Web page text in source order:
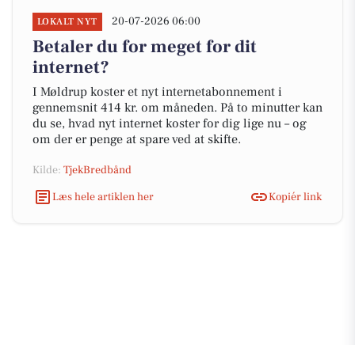
LOKALT NYT 20-07-2026 06:00
Betaler du for meget for dit
internet?
I Møldrup koster et nyt internetabonnement i
gennemsnit 414 kr. om måneden. På to minutter kan
du se, hvad nyt internet koster for dig lige nu – og
om der er penge at spare ved at skifte.
Kilde: TjekBredbånd
Læs hele artiklen her
Kopiér link